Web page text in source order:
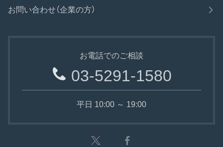
お問い合わせ（企業の方）
お電話でのご相談
03-5291-1580
平日 10:00 ～ 19:00